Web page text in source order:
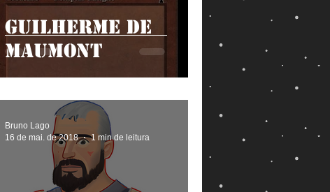
Guilherme de
Maumont
Bruno Lago
16 de mai. de 2018
1 min de leitura